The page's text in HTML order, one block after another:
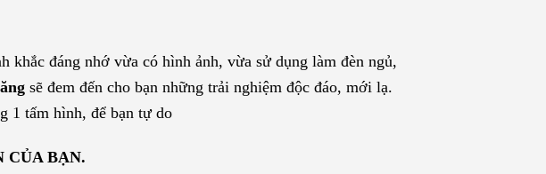
đáng nhớ vừa có hình ảnh, vừa sử dụng làm đèn ngủ,
sẽ đem đến cho bạn những trải nghiệm độc đáo, mới lạ.
1 tấm hình, để bạn tự do
CỦA BẠN.